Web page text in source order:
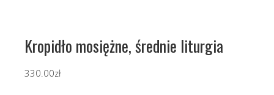
Kropidło mosiężne, średnie liturgia
330.00zł